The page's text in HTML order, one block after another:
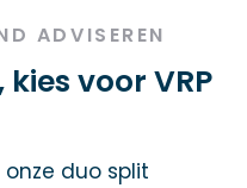
ADVISEREN
voor VRP
duo split